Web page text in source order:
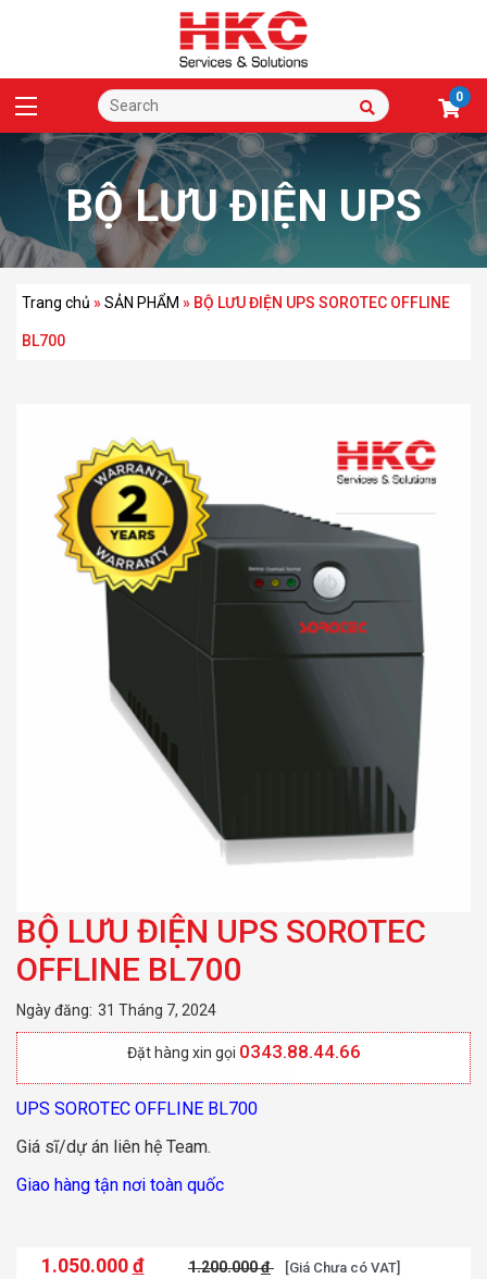
0
BỘ LƯU ĐIỆN UPS
SOROTEC OFFLINE
Trang chủ »SẢN PHẨM » BỘ LƯU ĐIỆN UPS SOROTEC OFFLINE
BL700
BỘ LƯU ĐIỆN UPS SOROTEC
OFFLINE BL700
Ngày đăng: 31 Tháng 7, 2024
Đặt hàng xin gọi 0343.88.44.66
UPS SOROTEC OFFLINE BL700
Giá sĩ/dự án liên hệ Team.
Giao hàng tận nơi toàn quốc
1.050.000đ 1.200.000đ [Giá Chưa có VAT]